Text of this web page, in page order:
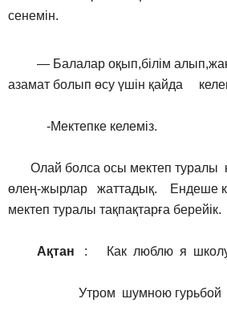
сенемін.
— Балалар оқып,білім
азамат болып өсу үшін қайда
-Мектепке келеміз.
Олай болса осы мектеп туралы
өлең-жырлар жаттадық. Ендеше
мектеп туралы тақпақтарға берейік.
Ақтан : Как люблю я
Утром шумною гурьбой